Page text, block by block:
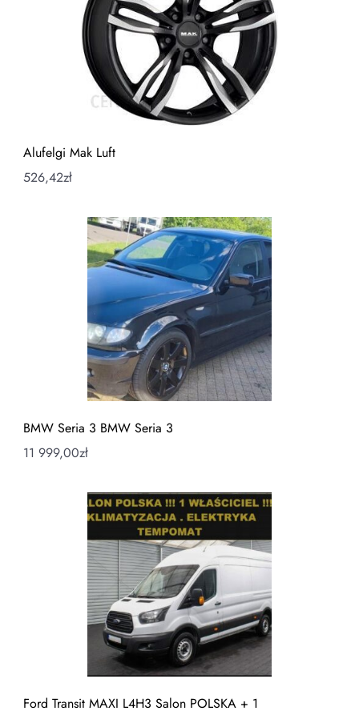
Alufelgi Mak Luft
526,42zł
BMW Seria 3 BMW Seria 3
11 999,00zł
Ford Transit MAXI L4H3 Salon POLSKA + 1